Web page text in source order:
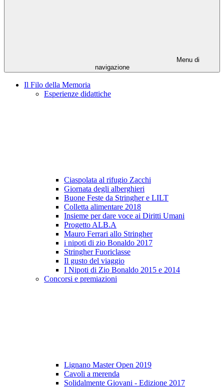
Menu di
navigazione
Il Filo della Memoria
Esperienze didattiche
Ciaspolata al rifugio Zacchi
Giornata degli alberghieri
Buone Feste da Stringher e LILT
Colletta alimentare 2018
Insieme per dare voce ai Diritti Umani
Progetto ALB.A
Mauro Ferrari allo Stringher
i nipoti di zio Bonaldo 2017
Stringher Fuoriclasse
Il gusto del viaggio
I Nipoti di Zio Bonaldo 2015 e 2014
Concorsi e premiazioni
Lignano Master Open 2019
Cavoli a merenda
Solidalmente Giovani - Edizione 2017